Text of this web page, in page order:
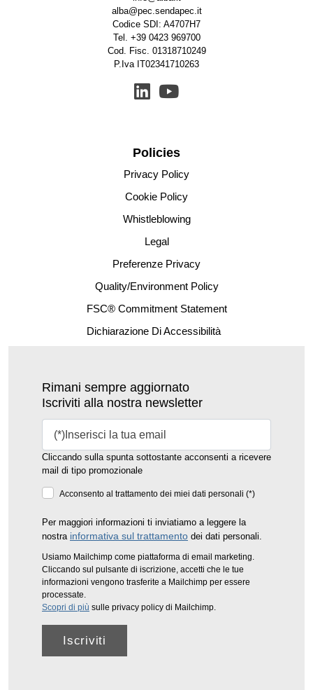
alba@pec.sendapec.it
Codice SDI: A4707H7
Tel. +39 0423 969700
Cod. Fisc. 01318710249
P.Iva IT02341710263
Policies
Privacy Policy
Cookie Policy
Whistleblowing
Legal
Preferenze Privacy
Quality/Environment Policy
FSC® Commitment Statement
Dichiarazione Di Accessibilità
Rimani sempre aggiornato
Iscriviti alla nostra newsletter
Cliccando sulla spunta sottostante acconsenti a ricevere
mail di tipo promozionale
Acconsento al trattamento dei miei dati personali (*)
Per maggiori informazioni ti inviatiamo a leggere la
nostra informativa sul trattamento dei dati personali.
Usiamo Mailchimp come piattaforma di email marketing.
Cliccando sul pulsante di iscrizione, accetti che le tue
informazioni vengono trasferite a Mailchimp per essere
processate.
Scopri di più sulle privacy policy di Mailchimp.